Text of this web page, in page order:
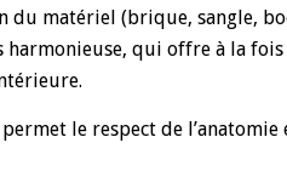
du matériel (brique, sangle,
qui offre à la fois
le respect de